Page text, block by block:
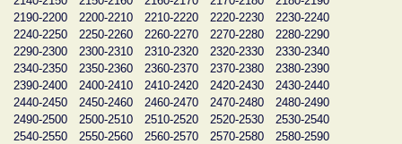
2190-2200
2200-2210 2210-2220 2220-2230
2230-2240
2240-2250
2250-2260 2260-2270 2270-2280
2280-2290
2290-2300
2300-2310 2310-2320 2320-2330
2330-2340
2340-2350
2350-2360 2360-2370 2370-2380
2380-2390
2390-2400
2400-2410 2410-2420 2420-2430
2430-2440
2440-2450
2450-2460 2460-2470 2470-2480
2480-2490
2490-2500
2500-2510 2510-2520 2520-2530
2530-2540
2540-2550
2550-2560 2560-2570 2570-2580
2580-2590